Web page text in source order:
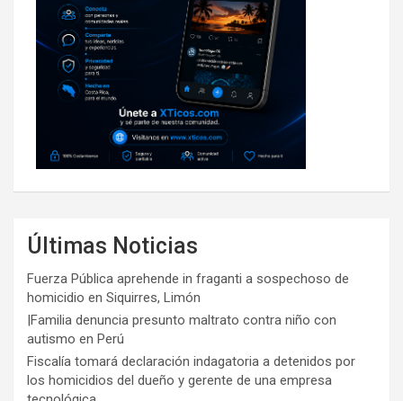
Últimas Noticias
Fuerza Pública aprehende in fraganti a sospechoso de
homicidio en Siquirres, Limón
|Familia denuncia presunto maltrato contra niño con
autismo en Perú
Fiscalía tomará declaración indagatoria a detenidos por
los homicidios del dueño y gerente de una empresa